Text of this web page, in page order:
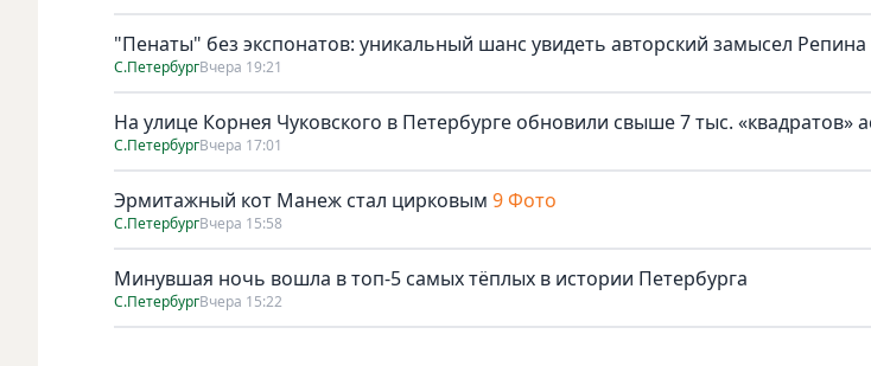
"Пенаты" без экспонатов: уникальный шанс увидеть авторский замысел Репина
С.ПетербургВчера 19:21
На улице Корнея Чуковского в Петербурге обновили свыше 7 тыс. «квадратов»
С.ПетербургВчера 17:01
Эрмитажный кот Манеж стал цирковым 9 Фото
С.ПетербургВчера 15:58
Минувшая ночь вошла в топ-5 самых тёплых в истории Петербурга
С.ПетербургВчера 15:22